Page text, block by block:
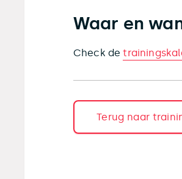
Waar en
Check de
Terug naar